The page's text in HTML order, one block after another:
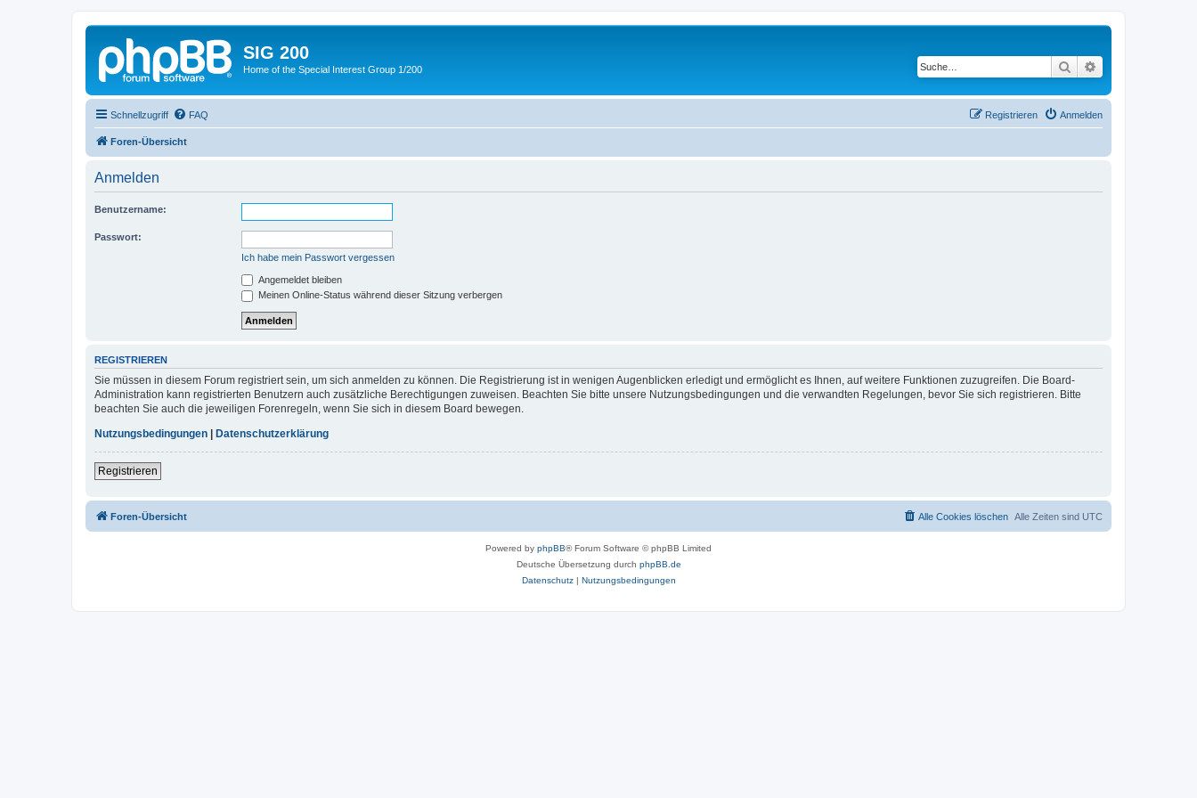
SIG 200
Home of the Special Interest Group 1/200 Suche
Schnellzugriff FAQ Anmelden
Registrieren
Foren-Übersicht
Anmelden
Benutzername:
Passwort:
Ich habe mein Passwort vergessen
Angemeldet bleiben
Meinen Online-Status während dieser Sitzung verbergen
REGISTRIEREN
Sie müssen in diesem Forum registriert sein, um sich anmelden zu können. Die Registrierung ist in wenigen Augenblicken erledigt und ermöglicht es Ihnen, auf weitere Funktionen zuzugreifen. Die Board-
Administration kann registrierten Benutzern auch zusätzliche Berechtigungen zuweisen. Beachten Sie bitte unsere Nutzungsbedingungen und die verwandten Regelungen, bevor Sie sich registrieren. Bitte
beachten Sie auch die jeweiligen Forenregeln, wenn Sie sich in diesem Board bewegen.
Nutzungsbedingungen
Datenschutzerklärung
Registrieren
Foren-Übersicht Alle Zeiten sind UTC
Alle Cookies löschen
Powered by phpBB® Forum Software © phpBB Limited
Deutsche Übersetzung durch phpBB.de
Datenschutz| Nutzungsbedingungen